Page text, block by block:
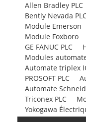
Allen Bradley PLC
Bently Nevada
Module Emerson
Module Foxboro
GE FANUC PLC
Modules
Automate triplex
PROSOFT PLC
Automate
Triconex PLC
Yokogawa